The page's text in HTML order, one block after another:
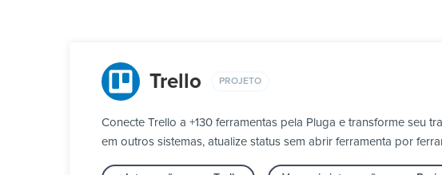
Trello PROJETO
Conecte Trello a +130 ferramentas pela Pluga e transforme seu
em outros sistemas, atualize status sem abrir ferramenta por